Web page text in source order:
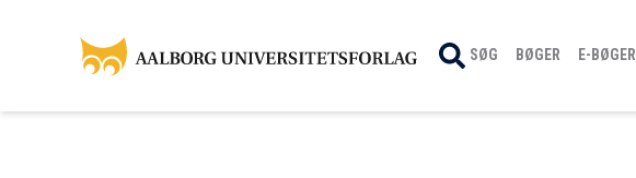
SØG BØGER E-BØGER